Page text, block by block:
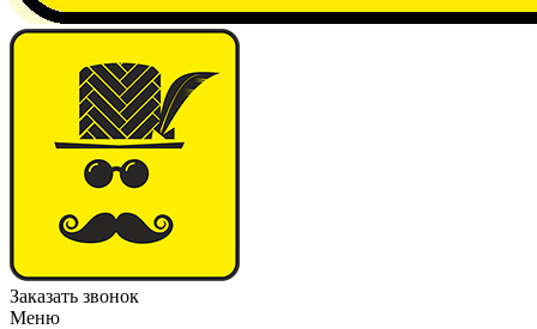
Заказать звонок
Меню